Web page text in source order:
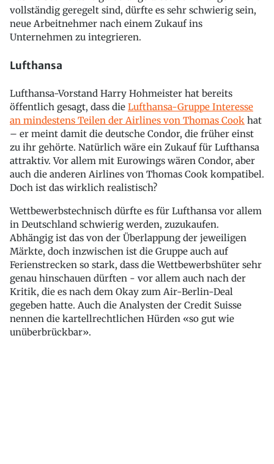
vollständig geregelt sind, dürfte es sehr schwierig sein,
neue Arbeitnehmer nach einem Zukauf ins
Unternehmen zu integrieren.
Lufthansa
Lufthansa-Vorstand Harry Hohmeister hat bereits
öffentlich gesagt, dass die Lufthansa-Gruppe Interesse
an mindestens Teilen der Airlines von Thomas Cook hat
– er meint damit die deutsche Condor, die früher einst
zu ihr gehörte. Natürlich wäre ein Zukauf für Lufthansa
attraktiv. Vor allem mit Eurowings wären Condor, aber
auch die anderen Airlines von Thomas Cook kompatibel.
Doch ist das wirklich realistisch?
Wettbewerbstechnisch dürfte es für Lufthansa vor allem
in Deutschland schwierig werden, zuzukaufen.
Abhängig ist das von der Überlappung der jeweiligen
Märkte, doch inzwischen ist die Gruppe auch auf
Ferienstrecken so stark, dass die Wettbewerbshüter sehr
genau hinschauen dürften - vor allem auch nach der
Kritik, die es nach dem Okay zum Air-Berlin-Deal
gegeben hatte. Auch die Analysten der Credit Suisse
nennen die kartellrechtlichen Hürden «so gut wie
unüberbrückbar».